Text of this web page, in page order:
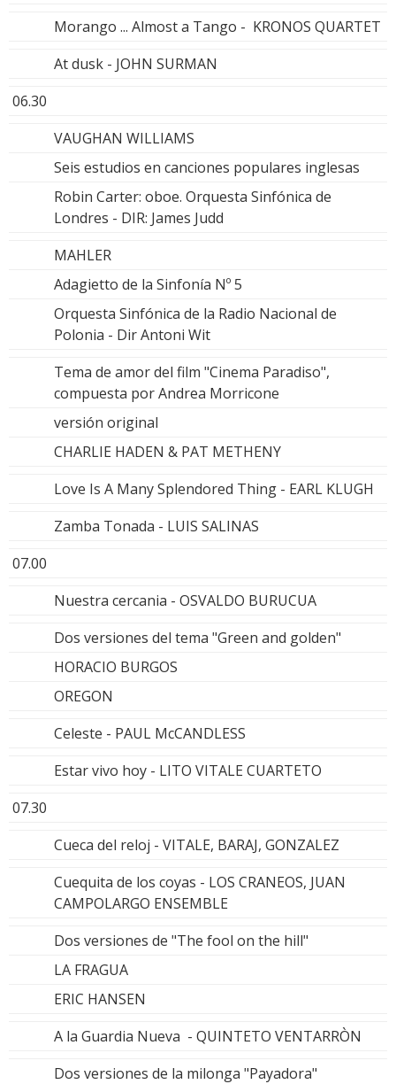
Morango ... Almost a Tango - KRONOS QUARTET
At dusk - JOHN SURMAN
06.30
VAUGHAN WILLIAMS
Seis estudios en canciones populares inglesas
Robin Carter: oboe. Orquesta Sinfónica de
Londres - DIR: James Judd
MAHLER
Adagietto de la Sinfonía Nº 5
Orquesta Sinfónica de la Radio Nacional de
Polonia - Dir Antoni Wit
Tema de amor del film "Cinema Paradiso",
compuesta por Andrea Morricone
versión original
CHARLIE HADEN & PAT METHENY
Love Is A Many Splendored Thing - EARL KLUGH
Zamba Tonada - LUIS SALINAS
07.00
Nuestra cercania - OSVALDO BURUCUA
Dos versiones del tema "Green and golden"
HORACIO BURGOS
OREGON
Celeste - PAUL McCANDLESS
Estar vivo hoy - LITO VITALE CUARTETO
07.30
Cueca del reloj - VITALE, BARAJ, GONZALEZ
Cuequita de los coyas - LOS CRANEOS, JUAN
CAMPOLARGO ENSEMBLE
Dos versiones de "The fool on the hill"
LA FRAGUA
ERIC HANSEN
A la Guardia Nueva - QUINTETO VENTARRÒN
Dos versiones de la milonga "Payadora"